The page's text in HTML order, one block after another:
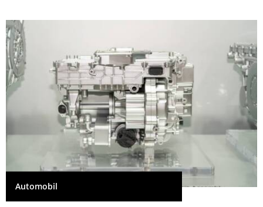
Automobil